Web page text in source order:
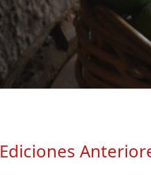
Ediciones